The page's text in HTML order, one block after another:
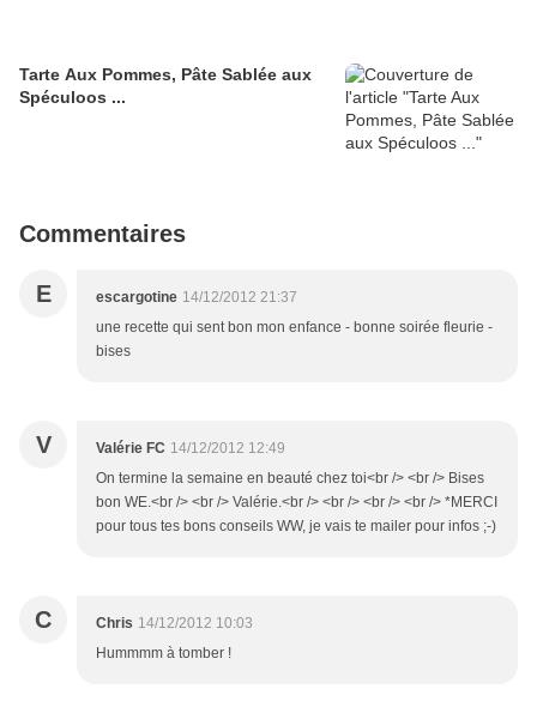
Tarte Aux Pommes, Pâte Sablée aux
Spéculoos ...
Commentaires
E escargotine 14/12/2012 21:37
une recette qui sent bon mon enfance - bonne soirée fleurie -
bises
V Valérie FC 14/12/2012 12:49
On termine la semaine en beauté chez toi<br /> <br /> Bises
bon WE.<br /> <br /> Valérie.<br /> <br /> <br /> <br /> *MERCI
pour tous tes bons conseils WW, je vais te mailer pour infos ;-)
C Chris 14/12/2012 10:03
Hummmm à tomber !